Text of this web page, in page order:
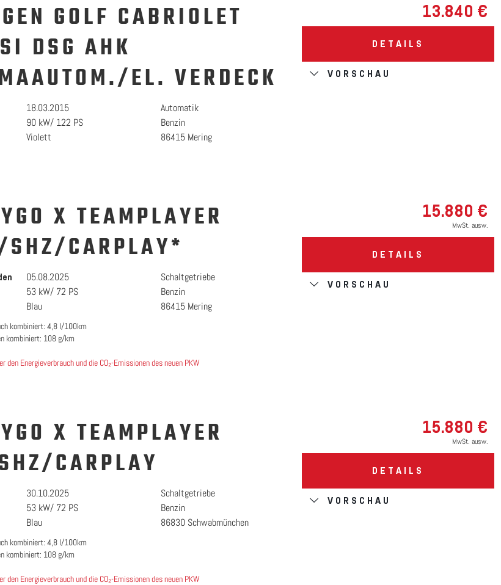
GOLF CABRIOLET
DSG AHK
EL. VERDECK
18.03.2015
90 kW/ 122 PS
Violett
Automatik
Benzin
86415 Mering
13.840 €
DETAILS
VORSCHAU
X TEAMPLAYER
CARPLAY*
05.08.2025
53 kW/ 72 PS
Blau
Schaltgetriebe
Benzin
86415 Mering
kombiniert: 4,8 l/100km
kombiniert: 108 g/km
den Energieverbrauch und die CO₂-Emissionen des neuen PKW
15.880 €
MwSt. ausw.
DETAILS
VORSCHAU
X TEAMPLAYER
CARPLAY
30.10.2025
53 kW/ 72 PS
Blau
Schaltgetriebe
Benzin
86830 Schwabmünchen
kombiniert: 4,8 l/100km
kombiniert: 108 g/km
den Energieverbrauch und die CO₂-Emissionen des neuen PKW
15.880 €
MwSt. ausw.
DETAILS
VORSCHAU